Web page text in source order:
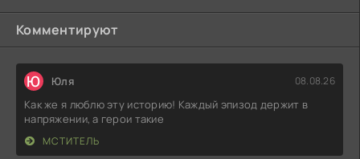
Комментируют
Ю Юля 08.08.26
Как же я люблю эту историю! Каждый эпизод держит в
напряжении, а герои такие
МСТИТЕЛЬ